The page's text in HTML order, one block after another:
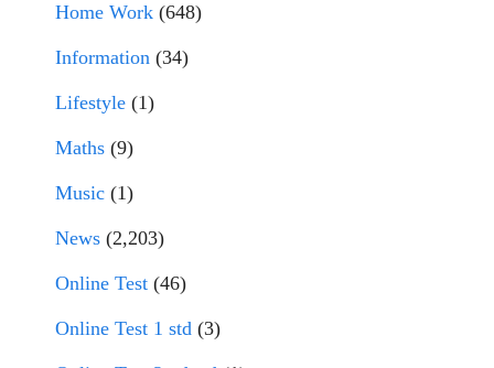
Home Work (648)
Information (34)
Lifestyle (1)
Maths (9)
Music (1)
News (2,203)
Online Test (46)
Online Test 1 std (3)